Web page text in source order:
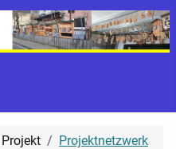
Projekt
Projektnetzwerk